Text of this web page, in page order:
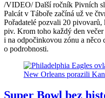
/VIDEO/ Další ročník Pivních
Palcát v Táboře začíná už ve
Pořadatelé pozvali 20
piv. Krom toho každý den
i na odpočinkovou zónu a něco
o podrobnosti.
Super Bowl bez